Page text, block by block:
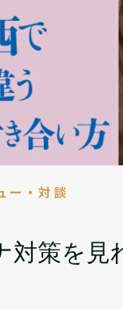
ー・対談
対策を